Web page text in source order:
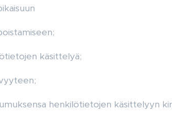
käsittelyä;
henkilötietojen käsittelyyn